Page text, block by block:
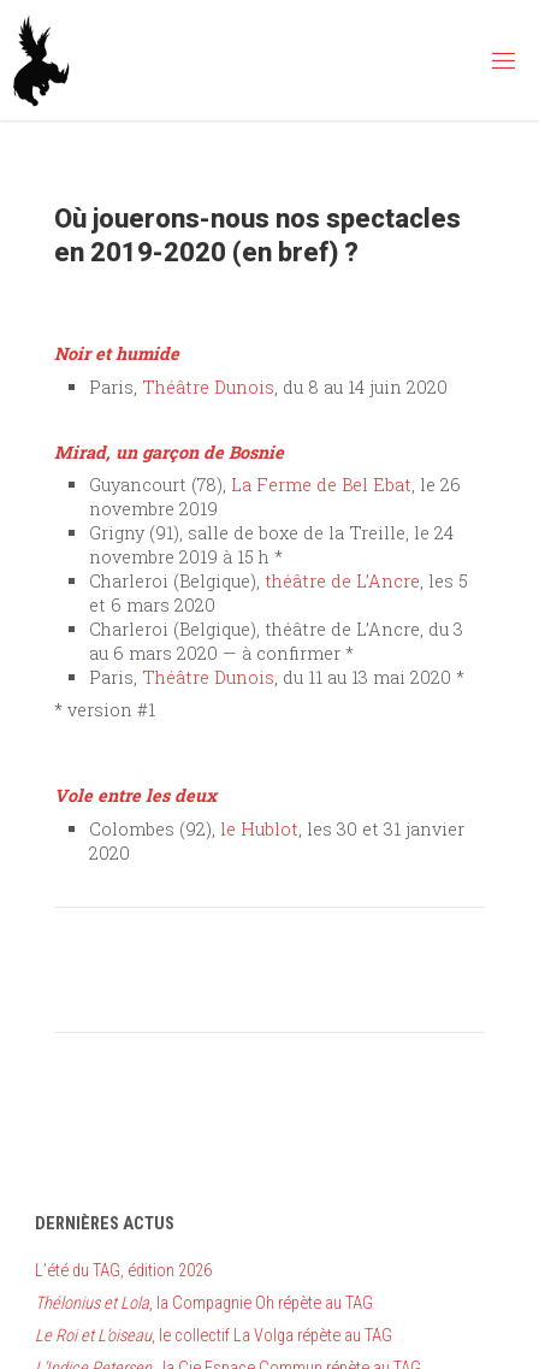
Skip
content
Où jouerons-nous nos spectacles
en 2019-2020 (en bref) ?
Noir et humide
Paris, Théâtre Dunois , du 8 au 14 juin 2020
Mirad, un garçon de Bosnie
Guyancourt (78), La Ferme de Bel Ebat, le 26
novembre 2019
Grigny (91), salle de boxe de la Treille, le 24
novembre 2019 à 15 h *
Charleroi (Belgique), théâtre de L’Ancre, les 5
et 6 mars 2020
Charleroi (Belgique), théâtre de L’Ancre, du 3
au 6 mars 2020 — à confirmer *
Paris, Théâtre Dunois, du 11 au 13 mai 2020 *
* version #1
Vole entre les deux
Colombes (92), le Hublot , les 30 et 31 janvier
2020
DERNIÈRES ACTUS
L’été du TAG, édition 2026
Thélonius et Lola, la Compagnie Oh répète au TAG
Le Roi et L’oiseau, le collectif La Volga répète au TAG